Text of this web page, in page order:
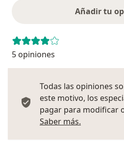
Añadir tu
5 opiniones
Todas las opiniones
este motivo, los
pagar para modificar
Saber más.